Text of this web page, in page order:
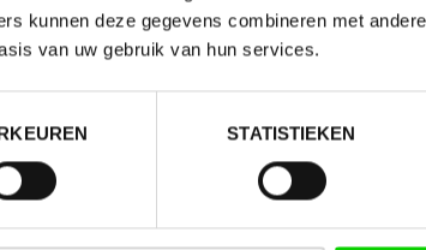
kunnen deze gegevens combineren met
van uw gebruik van hun services.
STATISTIEKEN